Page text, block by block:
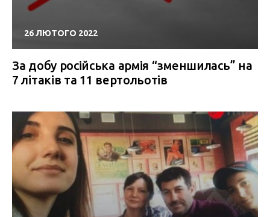
26 ЛЮТОГО 2022
За добу російська армія “зменшилась” на
7 літаків та 11 вертольотів